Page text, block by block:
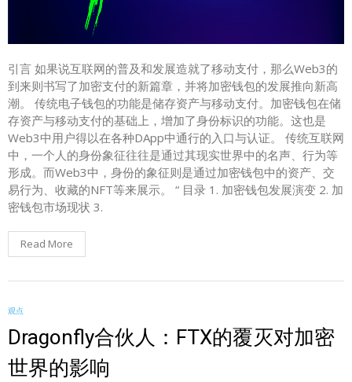
引言 如果说互联网的普及和发展造就了移动支付，那么Web3的
到来则书写了加密支付的新篇章，并将加密钱包的发展推向新高
潮。 传统电子钱包的功能是储存资产与移动支付。加密钱包在储
存资产与移动支付的基础上，增加了身份标识的功能。这也是
Web3中用户得以在各种DApp中通行的入口与认证。 传统互联网
中，一个人的身份象征往往是通过其现实世界中的名声、行为等
形成。而Web3中，身份的象征则是通过加密钱包中的资产、交
易行为、收藏的NFT等来展示。 “ 目录 1. 加密钱包发展演变 2. 加
密钱包市场现状 3.
Read More
观点
Dragonfly合伙人：FTX的覆灭对加密
世界的影响